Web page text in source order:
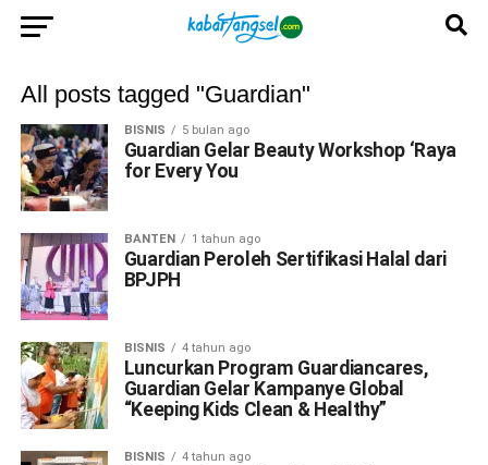
All posts tagged "Guardian"
BISNIS 5 bulan ago
Guardian Gelar Beauty Workshop ‘Raya
for Every You
BANTEN 1 tahun ago
Guardian Peroleh Sertifikasi Halal dari
BPJPH
BISNIS 4 tahun ago
Luncurkan Program Guardiancares,
Guardian Gelar Kampanye Global
“Keeping Kids Clean & Healthy”
BISNIS 4 tahun ago